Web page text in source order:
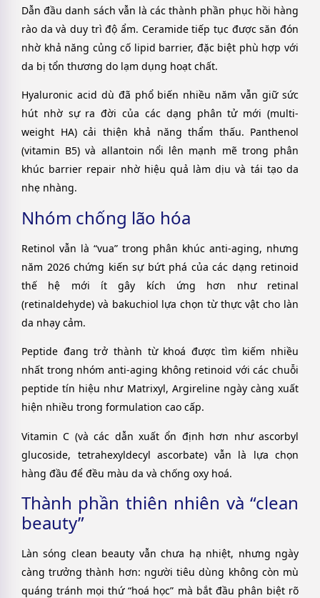
Dẫn đầu danh sách vẫn là các thành phần phục hồi hàng
rào da và duy trì độ ẩm. Ceramide tiếp tục được săn đón
nhờ khả năng củng cố lipid barrier, đặc biệt phù hợp với
da bị tổn thương do lạm dụng hoạt chất.
Hyaluronic acid dù đã phổ biến nhiều năm vẫn giữ sức
hút nhờ sự ra đời của các dạng phân tử mới (multi-
weight HA) cải thiện khả năng thẩm thấu. Panthenol
(vitamin B5) và allantoin nổi lên mạnh mẽ trong phân
khúc barrier repair nhờ hiệu quả làm dịu và tái tạo da
nhẹ nhàng.
Nhóm chống lão hóa
Retinol vẫn là “vua” trong phân khúc anti-aging, nhưng
năm 2026 chứng kiến sự bứt phá của các dạng retinoid
thế hệ mới ít gây kích ứng hơn như retinal
(retinaldehyde) và bakuchiol lựa chọn từ thực vật cho làn
da nhạy cảm.
Peptide đang trở thành từ khoá được tìm kiếm nhiều
nhất trong nhóm anti-aging không retinoid với các chuỗi
peptide tín hiệu như Matrixyl, Argireline ngày càng xuất
hiện nhiều trong formulation cao cấp.
Vitamin C (và các dẫn xuất ổn định hơn như ascorbyl
glucoside, tetrahexyldecyl ascorbate) vẫn là lựa chọn
hàng đầu để đều màu da và chống oxy hoá.
Thành phần thiên nhiên và “clean
beauty”
Làn sóng clean beauty vẫn chưa hạ nhiệt, nhưng ngày
càng trưởng thành hơn: người tiêu dùng không còn mù
quáng tránh mọi thứ “hoá học” mà bắt đầu phân biệt rõ